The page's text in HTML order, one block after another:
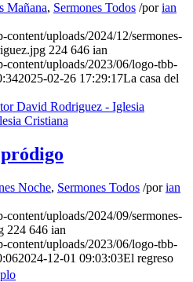
Mañana, Sermones Todos /porian
uploads/2024/12/sermones-
224 646 ian
content/uploads/2023/06/logo-tbb-
2025-02-26 17:29:17La casa del
Noche, Sermones Todos /porian
uploads/2024/09/sermones-
224 646 ian
content/uploads/2023/06/logo-tbb-
2024-12-01 09:03:03El regreso